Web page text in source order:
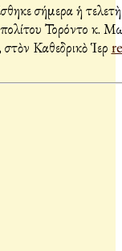
σήμερα ἡ τελετὴ
Τορόντο κ.
Καθεδρικὸ Ἱερ